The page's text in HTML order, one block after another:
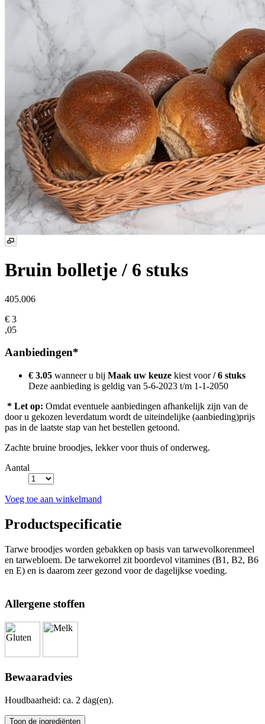
Bruin bolletje / 6 stuks
405.006
€ 3
,05
Aanbiedingen*
€ 3.05 wanneer u bij Maak uw keuze kiest voor/ 6 stuks
Deze aanbieding is geldig van 5-6-2023 t/m 1-1-2050
* Let op: Omdat eventuele aanbiedingen afhankelijk zijn van de
door u gekozen leverdatum wordt de uiteindelijke (aanbieding)prijs
pas in de laatste stap van het bestellen getoond.
Zachte bruine broodjes, lekker voor thuis of onderweg.
Aantal
Voeg toe aan winkelmand
Productspecificatie
Tarwe broodjes worden gebakken op basis van tarwevolkorenmeel
en tarwebloem. De tarwekorrel zit boordevol vitamines (B1, B2, B6
en E) en is daarom zeer gezond voor de dagelijkse voeding.
Allergene stoffen
Bewaaradvies
Houdbaarheid: ca. 2 dag(en).